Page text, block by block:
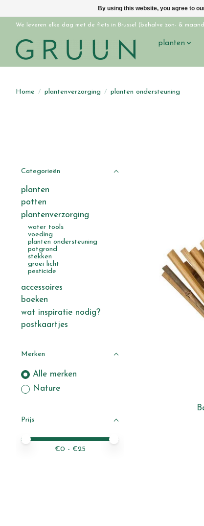
We leveren elke dag met de fiets in Brussel (behalve zon- &
planten
Home / plantenverzorging / planten ondersteuning
Categorieën
planten
potten
plantenverzorging
water tools
voeding
planten ondersteuning
potgrond
stekken
groei licht
pesticide
accessoires
boeken
wat inspiratie nodig?
postkaartjes
Merken
Alle merken
Nature
Prijs
Minimale prijswaarde
Price maximum value
€0 - €25
By using this website, you agree to